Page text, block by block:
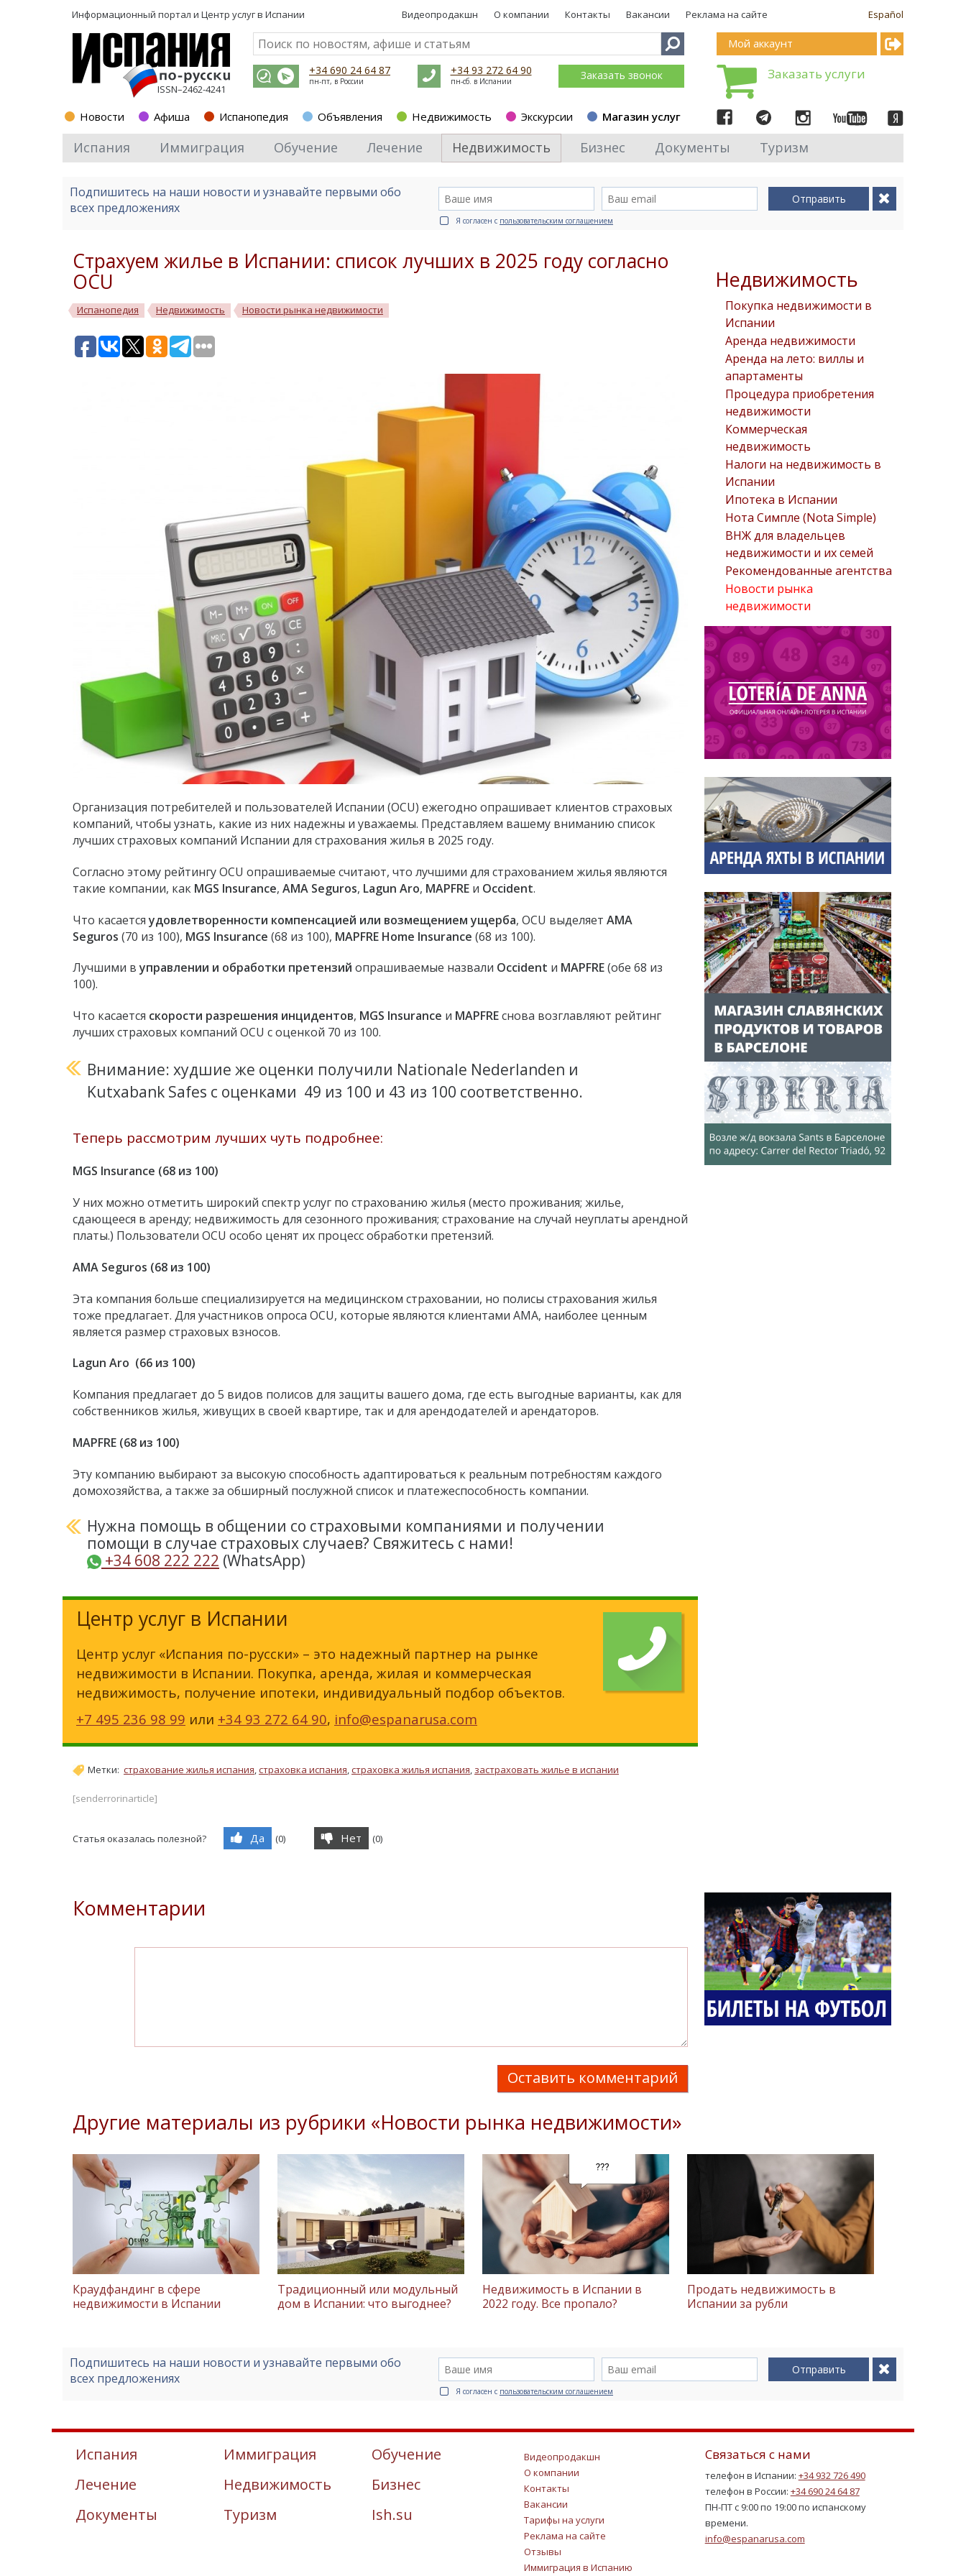
Информационный портал и Центр услуг в Испании Español
Видеопродакшн О компании Контакты Вакансии Реклама на сайте
ISSN–2462-4241
+34 690 24 64 87
пн-пт, в России
+34 93 272 64 90
пн-сб. в Испании Заказать звонок
Новости Афиша Испанопедия Объявления Недвижимость Экскурсии Магазин услуг
Мой аккаунт
Заказать услуги
Испания Иммиграция Обучение Лечение Недвижимость Бизнес Документы Туризм
Подпишитесь на наши новости и узнавайте первыми обо
всех предложениях
Отправить
Я согласен с пользовательским соглашением
Недвижимость
Покупка недвижимости в
Испании
Аренда недвижимости
Аренда на лето: виллы и
апартаменты
Процедура приобретения
недвижимости
Коммерческая
недвижимость
Налоги на недвижимость в
Испании
Ипотека в Испании
Нота Симпле (Nota Simple)
ВНЖ для владельцев
недвижимости и их семей
Рекомендованные агентства
Новости рынка
недвижимости
Страхуем жилье в Испании: список лучших в 2025 году согласно
OCU
Испанопедия Недвижимость Новости рынка недвижимости
Организация потребителей и пользователей Испании (OCU) ежегодно опрашивает клиентов страховых
компаний, чтобы узнать, какие из них надежны и уважаемы. Представляем вашему вниманию список
лучших страховых компаний Испании для страхования жилья в 2025 году.
Согласно этому рейтингу OCU опрашиваемые считают, что лучшими для страхованием жилья являются
такие компании, как MGS Insurance, AMA Seguros, Lagun Aro, MAPFRE и Occident.
Что касаетсяудовлетворенности компенсацией или возмещением ущерба, OCU выделяет AMA
Seguros (70 из 100), MGS Insurance (68 из 100), MAPFRE Home Insurance (68 из 100).
Лучшими вуправлении и обработки претензий опрашиваемые назвали Occident и MAPFRE(обе 68 из
100).
Что касается скорости разрешения инцидентов, MGS Insurance и MAPFREснова возглавляют рейтинг
лучших страховых компаний OCU с оценкой 70 из 100.
Внимание: худшие же оценки получили Nationale Nederlanden и
Kutxabank Safes с оценками 49 из 100 и 43 из 100 соответственно.
Теперь рассмотрим лучших чуть подробнее:
MGS Insurance (68 из 100)
У них можно отметить широкий спектр услуг по страхованию жилья (место проживания; жилье,
сдающееся в аренду; недвижимость для сезонного проживания; страхование на случай неуплаты арендной
платы.) Пользователи OCU особо ценят их процесс обработки претензий.
AMA Seguros (68 из 100)
Эта компания больше специализируется на медицинском страховании, но полисы страхования жилья
тоже предлагает. Для участников опроса OCU, которые являются клиентами AMA, наиболее ценным
является размер страховых взносов.
Lagun Aro (66 из 100)
Компания предлагает до 5 видов полисов для защиты вашего дома, где есть выгодные варианты, как для
собственников жилья, живущих в своей квартире, так и для арендодателей и арендаторов.
MAPFRE (68 из 100)
Эту компанию выбирают за высокую способность адаптироваться к реальным потребностям каждого
домохозяйства, а также за обширный послужной список и платежеспособность компании.
Нужна помощь в общении со страховыми компаниями и получении
помощи в случае страховых случаев? Свяжитесь с нами!
+34 608 222 222 (WhatsApp)
Центр услуг в Испании
Центр услуг «Испания по-русски» – это надежный партнер на рынке
недвижимости в Испании. Покупка, аренда, жилая и коммерческая
недвижимость, получение ипотеки, индивидуальный подбор объектов.
+7 495 236 98 99 или +34 93 272 64 90, info@espanarusa.com
Метки: страхование жилья испания,страховка испания,страховка жилья испания, застраховать жилье в испании
[senderrorinarticle]
Статья оказалась полезной? Да (0) Нет (0)
Комментарии
Оставить комментарий
Другие материалы из рубрики «Новости рынка недвижимости»
Краудфандинг в сфере
недвижимости в Испании
Традиционный или модульный
дом в Испании: что выгоднее?
Недвижимость в Испании в
2022 году. Все пропало?
Продать недвижимость в
Испании за рубли
Подпишитесь на наши новости и узнавайте первыми обо
всех предложениях
Отправить
Я согласен с пользовательским соглашением
Испания Иммиграция
Обучение
Лечение
Недвижимость
Бизнес
Документы
Туризм Ish.su
Видеопродакшн
О компании
Контакты
Вакансии
Тарифы на услуги
Реклама на сайте
Отзывы
Иммиграция в Испанию
Связаться с нами
телефон в Испании: +34 932 726 490
телефон в России: +34 690 24 64 87
ПН-ПТ с 9:00 по 19:00 по испанскому
времени.
info@espanarusa.com